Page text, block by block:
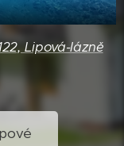
Lipová-lázně